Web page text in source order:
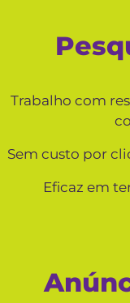
Trabalho com
Sem custo por
Eficaz em